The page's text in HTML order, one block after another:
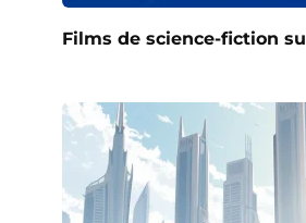
Films de science-fiction